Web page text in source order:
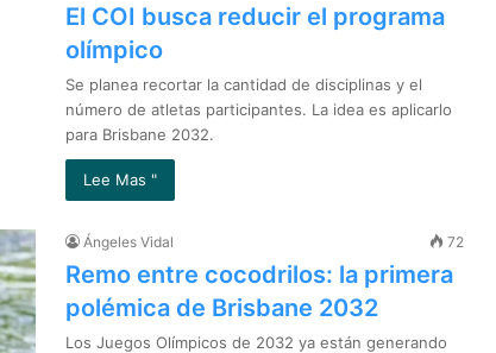
El COI busca reducir el programa
olímpico
Se planea recortar la cantidad de disciplinas y el
número de atletas participantes. La idea es aplicarlo
para Brisbane 2032.
Lee Mas "
Ángeles Vidal 72
Remo entre cocodrilos: la primera
polémica de Brisbane 2032
Los Juegos Olímpicos de 2032 ya están generando